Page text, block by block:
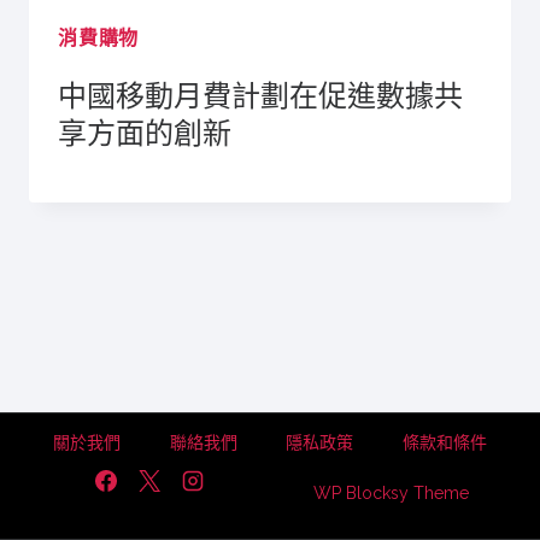
消費購物
中國移動月費計劃在促進數據共
享方面的創新
關於我們 聯絡我們 隱私政策 條款和條件
WP Blocksy Theme